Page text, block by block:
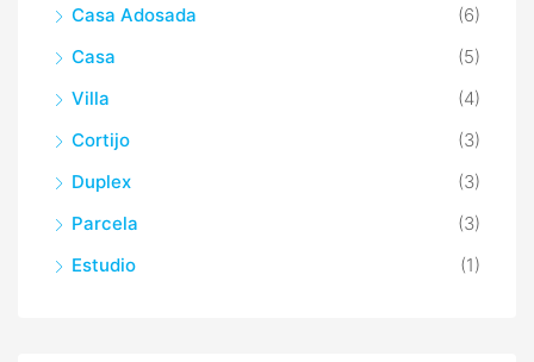
Casa Adosada
(6)
Casa
(5)
Villa
(4)
Cortijo
(3)
Duplex
(3)
Parcela
(3)
Estudio
(1)